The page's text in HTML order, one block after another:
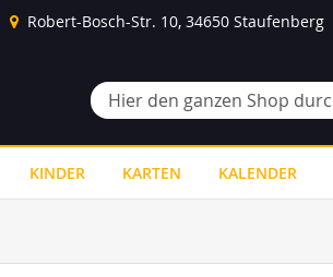
Robert-Bosch-Str. 10, 34650 Staufenberg
Suche
KINDER KARTEN KALENDER